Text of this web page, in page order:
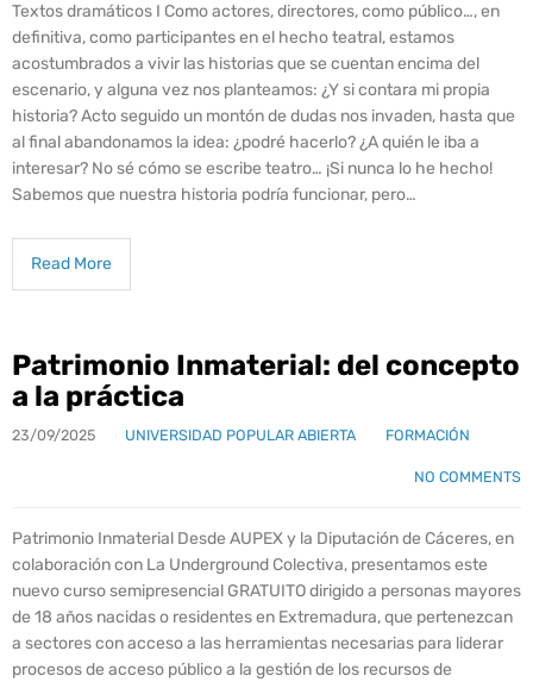
Textos dramáticos I Como actores, directores, como público…, en
definitiva, como participantes en el hecho teatral, estamos
acostumbrados a vivir las historias que se cuentan encima del
escenario, y alguna vez nos planteamos: ¿Y si contara mi propia
historia? Acto seguido un montón de dudas nos invaden, hasta que
al final abandonamos la idea: ¿podré hacerlo? ¿A quién le iba a
interesar? No sé cómo se escribe teatro… ¡Si nunca lo he hecho!
Sabemos que nuestra historia podría funcionar, pero…
Read More
Patrimonio Inmaterial: del concepto
a la práctica
23/09/2025 UNIVERSIDAD POPULAR ABIERTA FORMACIÓN
NO COMMENTS
Patrimonio Inmaterial Desde AUPEX y la Diputación de Cáceres, en
colaboración con La Underground Colectiva, presentamos este
nuevo curso semipresencial GRATUITO dirigido a personas mayores
de 18 años nacidas o residentes en Extremadura, que pertenezcan
a sectores con acceso a las herramientas necesarias para liderar
procesos de acceso público a la gestión de los recursos de